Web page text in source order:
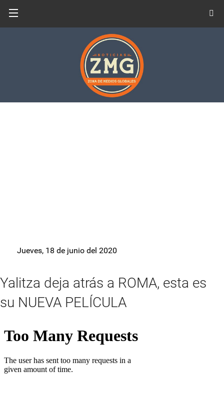
Jueves, 18 de junio del 2020
Yalitza deja atrás a ROMA, esta es
su NUEVA PELÍCULA